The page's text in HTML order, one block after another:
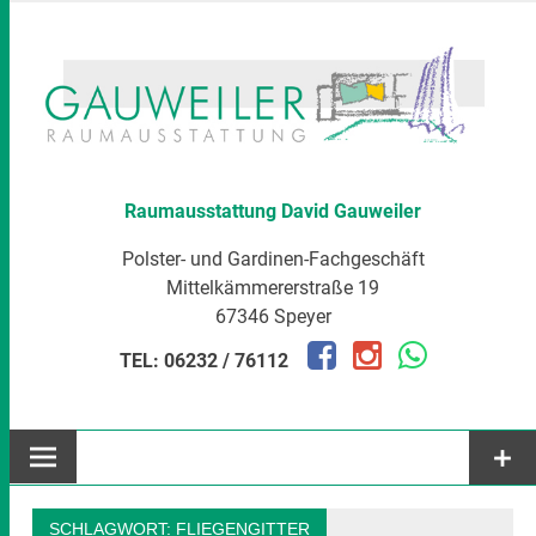
Raumausstattung David Gauweiler
Polster- und Gardinen-Fachgeschäft
Mittelkämmererstraße 19
67346 Speyer
TEL: 06232 / 76112
SCHLAGWORT: FLIEGENGITTER